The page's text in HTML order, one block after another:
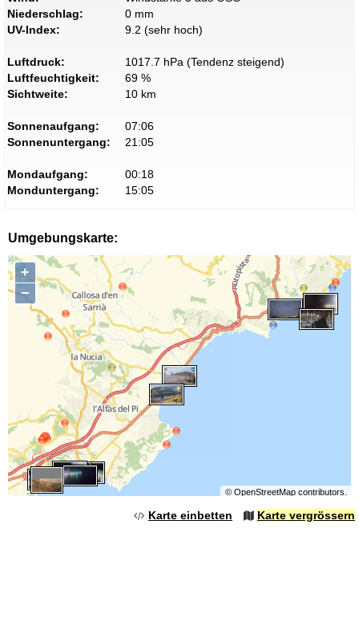
Niederschlag:
0 mm
UV-Index:
9.2 (sehr hoch)
Luftdruck:
1017.7 hPa (Tendenz steigend)
Luftfeuchtigkeit:
69 %
Sichtweite:
10 km
Sonnenaufgang:
07:06
Sonnenuntergang:
21:05
Mondaufgang:
00:18
Monduntergang:
15:05
Umgebungskarte:
+
−
© OpenStreetMapcontributors.
Karte einbetten Karte vergrössern